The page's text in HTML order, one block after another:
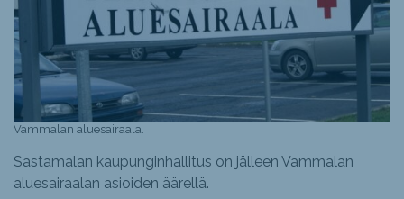
Vammalan aluesairaala.
Sastamalan kaupunginhallitus on jälleen Vammalan
aluesairaalan asioiden äärellä.